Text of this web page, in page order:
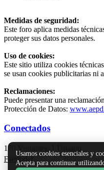
Medidas de seguridad:
Este foro aplica medidas
proteger sus datos personales.
Uso de cookies:
Este sitio utiliza cookies
se usan cookies publicitarias ni
Reclamaciones:
Puede presentar una
Protección de Datos:
Usamos cookies esenciales y
Acepta para continuar
Conectados
170 Visitantes, 1 Usuario
Faerindel